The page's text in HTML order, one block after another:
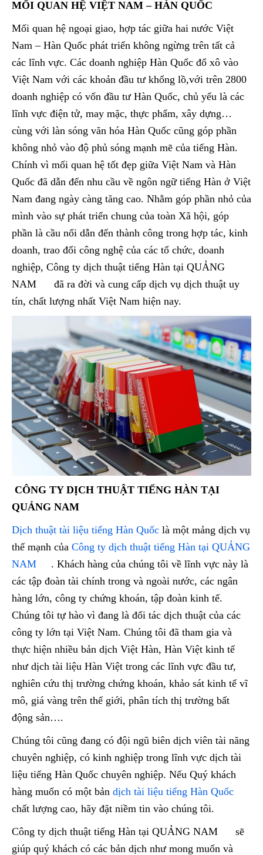
MỐI QUAN HỆ VIỆT NAM – HÀN QUỐC
Mối quan hệ ngoại giao, hợp tác giữa hai nước Việt
Nam – Hàn Quốc phát triển không ngừng trên tất cả
các lĩnh vực. Các doanh nghiệp Hàn Quốc đổ xô vào
Việt Nam với các khoản đầu tư khổng lồ,với trên 2800
doanh nghiệp có vốn đầu tư Hàn Quốc, chủ yếu là các
lĩnh vực điện tử, may mặc, thực phẩm, xây dựng…
cùng với làn sóng văn hóa Hàn Quốc cũng góp phần
không nhỏ vào độ phủ sóng mạnh mẽ của tiếng Hàn.
Chính vì mối quan hệ tốt đẹp giữa Việt Nam và Hàn
Quốc đã dẫn đến nhu cầu về ngôn ngữ tiếng Hàn ở Việt
Nam đang ngày càng tăng cao. Nhằm góp phần nhỏ của
mình vào sự phát triển chung của toàn Xã hội, góp
phần là cầu nối dẫn đến thành công trong hợp tác, kinh
doanh, trao đổi công nghệ của các tổ chức, doanh
nghiệp, Công ty dịch thuật tiếng Hàn tại QUẢNG
NAM đã ra đời và cung cấp dịch vụ dịch thuật uy
tín, chất lượng nhất Việt Nam hiện nay.
CÔNG TY DỊCH THUẬT TIẾNG HÀN TẠI
QUẢNG NAM
Dịch thuật tài liệu tiếng Hàn Quốc là một mảng dịch vụ
thế mạnh của Công ty dịch thuật tiếng Hàn tại QUẢNG
NAM
. Khách hàng của chúng tôi về lĩnh vực này là
các tập đoàn tài chính trong và ngoài nước, các ngân
hàng lớn, công ty chứng khoán, tập đoàn kinh tế.
Chúng tôi tự hào vì đang là đối tác dịch thuật của các
công ty lớn tại Việt Nam. Chúng tôi đã tham gia và
thực hiện nhiều bản dịch Việt Hàn, Hàn Việt kinh tế
như dịch tài liệu Hàn Việt trong các lĩnh vực đầu tư,
nghiên cứu thị trường chứng khoán, khảo sát kinh tế vĩ
mô, giá vàng trên thế giới, phân tích thị trường bất
động sản….
Chúng tôi cũng đang có đội ngũ biên dịch viên tài năng
chuyên nghiệp, có kinh nghiệp trong lĩnh vực dịch tài
liệu tiếng Hàn Quốc chuyên nghiệp. Nếu Quý khách
hàng muốn có một bản dịch tài liệu tiếng Hàn Quốc
chất lượng cao, hãy đặt niềm tin vào chúng tôi.
Công ty dịch thuật tiếng Hàn tại QUẢNG NAM sẽ
giúp quý khách có các bản dịch như mong muốn và